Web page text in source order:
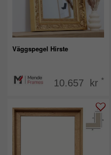
Väggspegel Hirste
10.657 kr *